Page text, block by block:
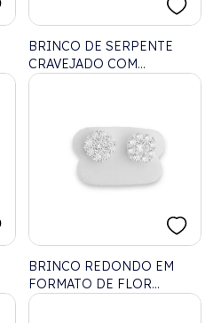
BRINCO DE SERPENTE
CRAVEJADO COM
ZIRCÔNIAS
BRINCO REDONDO EM
FORMATO DE FLOR
CRAVEJADO DE ZIRCÔNIAS